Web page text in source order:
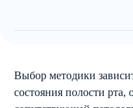
Выбор методики
состояния полости рта,